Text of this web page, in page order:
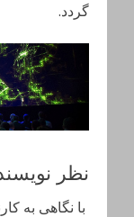
گردد.
نظر